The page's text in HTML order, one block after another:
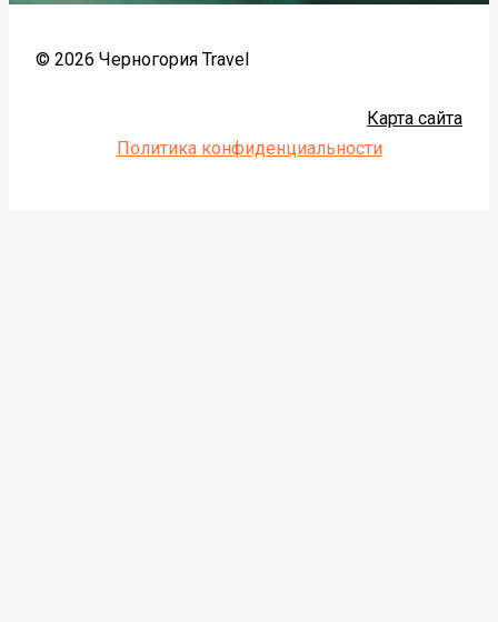
© 2026 Черногория Travel
Карта сайта
Политика конфиденциальности